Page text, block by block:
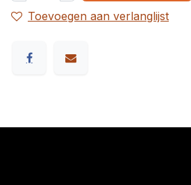
Toevoegen aan verlanglijst